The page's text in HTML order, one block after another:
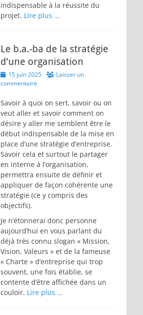
indispensable à la réussite du
projet. Lire plus …
Le b.a.-ba de la stratégie
d’une organisation
Posted
on
15 juin 2025
Laisser un
commentaire
Savoir à quoi on sert, savoir ou on
veut aller et savoir comment on
désire y aller me semblent être le
début indispensable de la mise en
place d’une stratégie d’entreprise.
Savoir cela et surtout le partager
en interne à l’organisation,
permettra ensuite de définir et
appliquer de façon cohérente une
stratégie (ce y compris des
objectifs).
Je n’étonnerai donc personne
aujourd’hui en vous parlant du
déjà très connu slogan « Mission,
Vision, Valeurs » et de la fameuse
« Charte » d’entreprise qui trop
souvent, une fois établie, se
contente d’être affichée dans un
couloir. Lire plus …